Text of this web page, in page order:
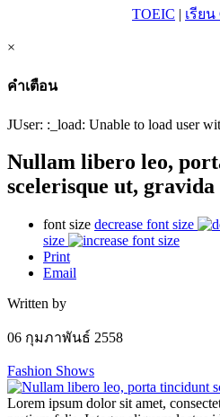
TOEIC | เรียน
×
คำเตือน
JUser: :_load: Unable to load user
Nullam libero leo,
scelerisque ut, gravida
font size decrease font size
size
Print
Email
Written by
06 กุมภาพันธ์ 2558
Fashion Shows
Lorem ipsum dolor sit amet,